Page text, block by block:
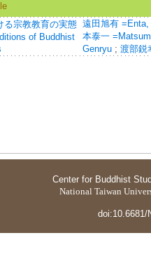
る宗教教育の実態
of Buddhist
遠田旭有
本泰一
Genryu ; 渡部鋭
Center for Buddhist
National Taiwan
doi:10.6681/